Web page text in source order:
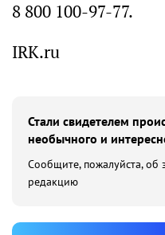
8 800 100-97-77.
IRK.ru
Стали свидетелем
необычного и
Сообщите, пожалуйста, об
редакцию